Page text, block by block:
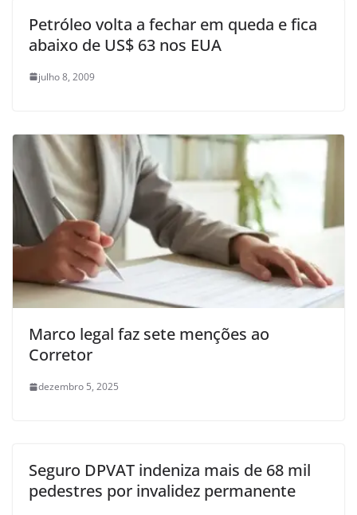
Petróleo volta a fechar em queda e fica
abaixo de US$ 63 nos EUA
julho 8, 2009
Marco legal faz sete menções ao
Corretor
dezembro 5, 2025
Seguro DPVAT indeniza mais de 68 mil
pedestres por invalidez permanente